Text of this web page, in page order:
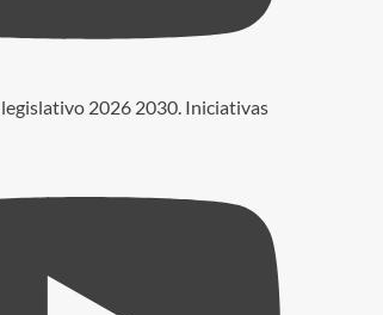
2026 2030. Iniciativas